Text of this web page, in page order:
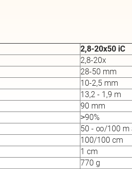
2,8-20x50 iC
2,8-20x
28-50 mm
10-2,5 mm
13,2 - 1,9 m
90 mm
˃90%
50 - ∞/100 m
100/100 cm
1 cm
770 g